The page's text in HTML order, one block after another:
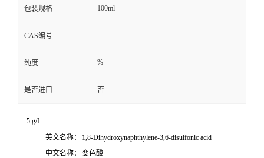
包装规格 100ml
CAS编号
纯度 %
是否进口 否
5 g/L
英文名称：
1,8-Dihydroxynaphthylene-3,6-disulfonic acid
中文名称：
变色酸